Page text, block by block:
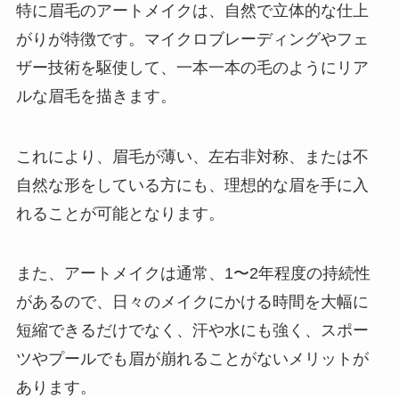
特に眉毛のアートメイクは、自然で立体的な仕上
がりが特徴です。マイクロブレーディングやフェ
ザー技術を駆使して、一本一本の毛のようにリア
ルな眉毛を描きます。
これにより、眉毛が薄い、左右非対称、または不
自然な形をしている方にも、理想的な眉を手に入
れることが可能となります。
また、アートメイクは通常、1〜2年程度の持続性
があるので、日々のメイクにかける時間を大幅に
短縮できるだけでなく、汗や水にも強く、スポー
ツやプールでも眉が崩れることがないメリットが
あります。